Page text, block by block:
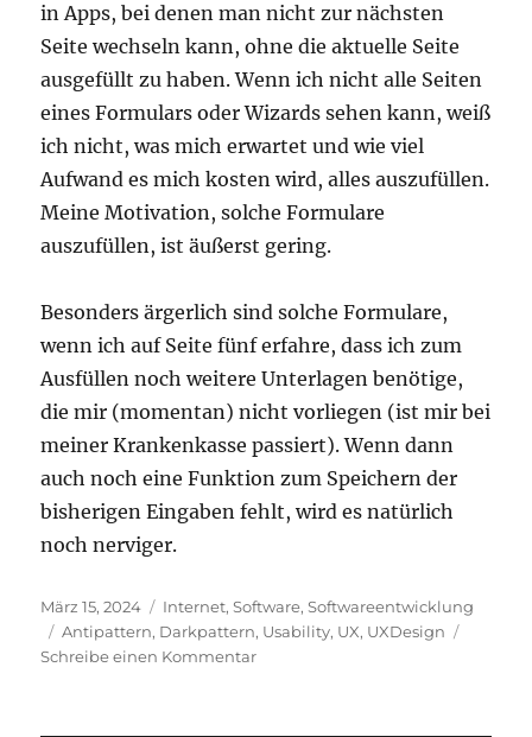
in Apps, bei denen man nicht zur nächsten
Seite wechseln kann, ohne die aktuelle Seite
ausgefüllt zu haben. Wenn ich nicht alle Seiten
eines Formulars oder Wizards sehen kann, weiß
ich nicht, was mich erwartet und wie viel
Aufwand es mich kosten wird, alles auszufüllen.
Meine Motivation, solche Formulare
auszufüllen, ist äußerst gering.
Besonders ärgerlich sind solche Formulare,
wenn ich auf Seite fünf erfahre, dass ich zum
Ausfüllen noch weitere Unterlagen benötige,
die mir (momentan) nicht vorliegen (ist mir bei
meiner Krankenkasse passiert). Wenn dann
auch noch eine Funktion zum Speichern der
bisherigen Eingaben fehlt, wird es natürlich
noch nerviger.
Veröffentlicht
am
März 15, 2024 Kategorien
Internet,Software,Softwareentwicklung
Schlagwörter
Antipattern, Darkpattern, Usability, UX, UXDesign
Schreibe einen Kommentarzu